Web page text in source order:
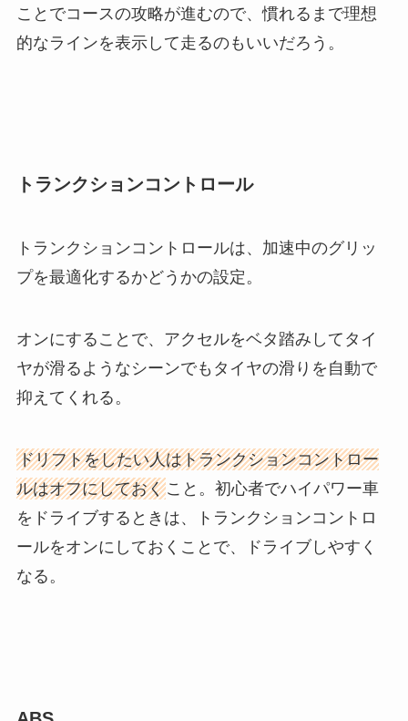
ことでコースの攻略が進むので、慣れるまで理想
的なラインを表示して走るのもいいだろう。
トランクションコントロール
トランクションコントロールは、加速中のグリッ
プを最適化するかどうかの設定。
オンにすることで、アクセルをベタ踏みしてタイ
ヤが滑るようなシーンでもタイヤの滑りを自動で
抑えてくれる。
ドリフトをしたい人はトランクションコントロー
ルはオフにしておくこと。初心者でハイパワー車
をドライブするときは、トランクションコントロ
ールをオンにしておくことで、ドライブしやすく
なる。